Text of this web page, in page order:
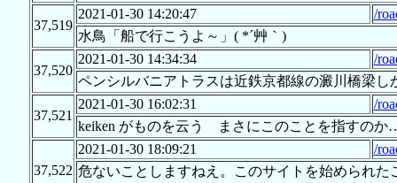
37,519
2021-01-30 14:20:47
/
水鳥「船で行こうよ～」( *´艸｀)
37,520
2021-01-30 14:34:34
/
ペンシルバニアトラスは近鉄京都線の澱川橋梁
37,521
2021-01-30 16:02:31
/
keiken がものを云う まさにこのことを指すのか
37,522
2021-01-30 18:09:21
/
危ないことしますねえ。このサイトを始められ